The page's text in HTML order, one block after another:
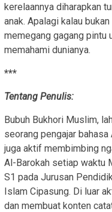
kerelaannya diharapkan
anak. Apalagi kalau
memegang gagang pintu
memahami dunianya.
***
Tentang Penulis:
Bubuh Bukhori Muslim,
seorang pengajar
juga aktif membimbing
Al-Barokah setiap waktu
S1 pada Jurusan
Islam Cipasung. Di luar
dan membuat konten